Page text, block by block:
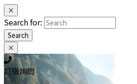
×
Search for:
Search
×
訂宿詢問